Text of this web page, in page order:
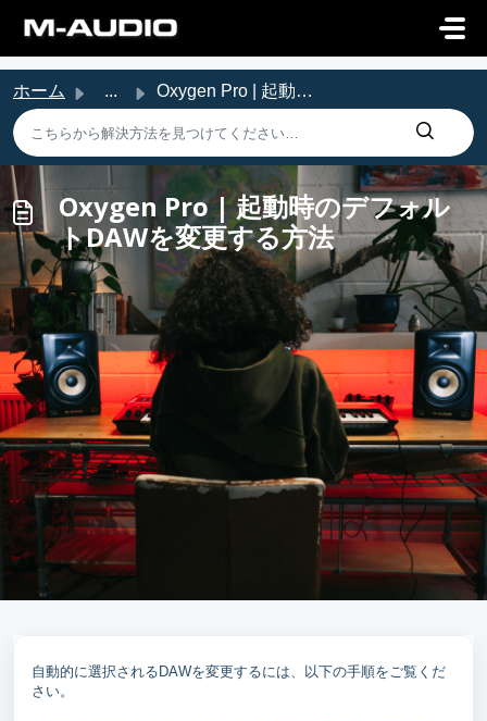
ホーム ... Oxygen Pro | 起動時のデフォルトDAWを変更する方法
Oxygen Pro | 起動時のデフォル
トDAWを変更する方法
自動的に選択されるDAWを変更するには、以下の手順をご覧くだ
さい。